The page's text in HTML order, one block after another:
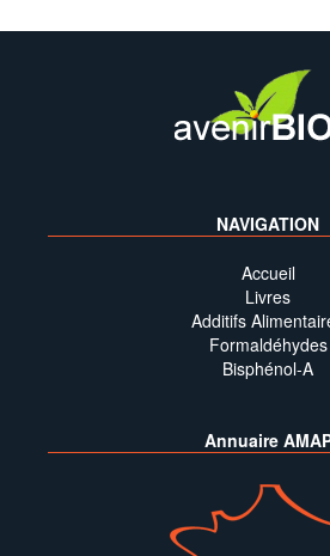
NAVIGATION
Accueil
Livres
Additifs
Formaldéhydes
Bisphénol-A
Annuaire